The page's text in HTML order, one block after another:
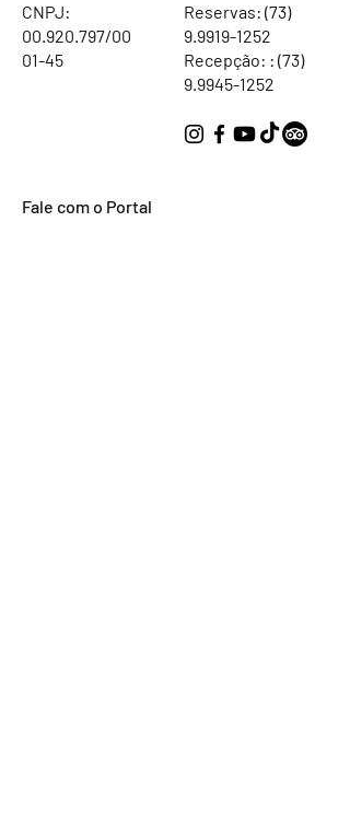
CNPJ:
00.920.797/00
01-45
Reservas: (73)
9.9919-1252
Recepção: : (73)
9.9945-1252
Fale com o Portal